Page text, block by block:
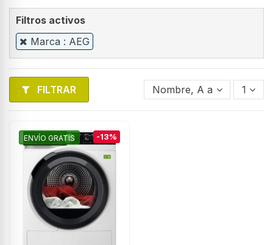
Filtros activos
Marca : AEG
FILTRAR Nombre, A a Z 1
ENVÍO GRATIS -13%